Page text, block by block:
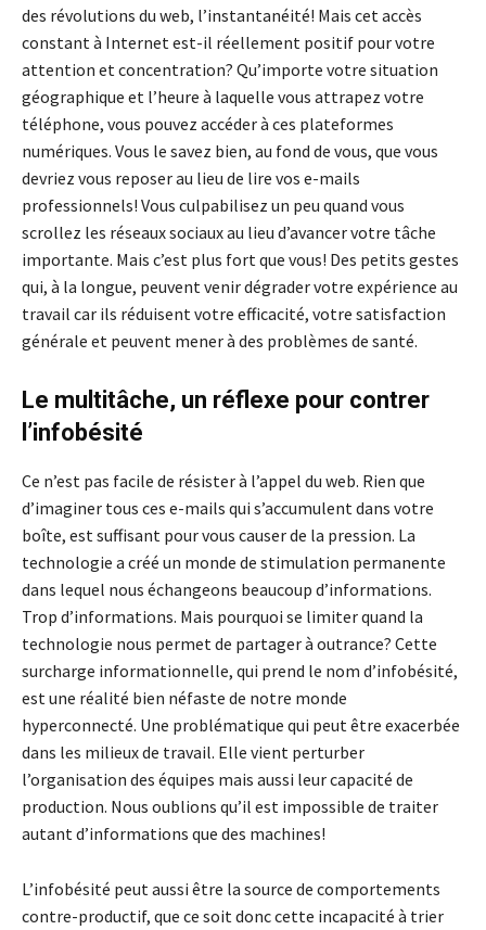
des révolutions du web, l’instantanéité! Mais cet accès
constant à Internet est-il réellement positif pour votre
attention et concentration? Qu’importe votre situation
géographique et l’heure à laquelle vous attrapez votre
téléphone, vous pouvez accéder à ces plateformes
numériques. Vous le savez bien, au fond de vous, que vous
devriez vous reposer au lieu de lire vos e-mails
professionnels! Vous culpabilisez un peu quand vous
scrollez les réseaux sociaux au lieu d’avancer votre tâche
importante. Mais c’est plus fort que vous! Des petits gestes
qui, à la longue, peuvent venir dégrader votre expérience au
travail car ils réduisent votre efficacité, votre satisfaction
générale et peuvent mener à des problèmes de santé.
Le multitâche, un réflexe pour contrer
l’infobésité
Ce n’est pas facile de résister à l’appel du web. Rien que
d’imaginer tous ces e-mails qui s’accumulent dans votre
boîte, est suffisant pour vous causer de la pression. La
technologie a créé un monde de stimulation permanente
dans lequel nous échangeons beaucoup d’informations.
Trop d’informations. Mais pourquoi se limiter quand la
technologie nous permet de partager à outrance? Cette
surcharge informationnelle, qui prend le nom d’infobésité,
est une réalité bien néfaste de notre monde
hyperconnecté. Une problématique qui peut être exacerbée
dans les milieux de travail. Elle vient perturber
l’organisation des équipes mais aussi leur capacité de
production. Nous oublions qu’il est impossible de traiter
autant d’informations que des machines!
L’infobésité peut aussi être la source de comportements
contre-productif, que ce soit donc cette incapacité à trier